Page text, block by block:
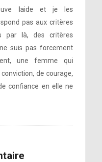
laide et je les
pas aux critères
par là, des critères
suis pas forcement
une femme qui
de courage,
confiance en elle ne